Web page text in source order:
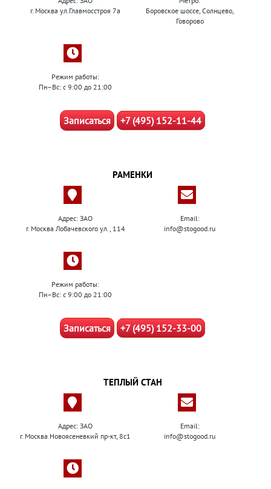
г. Москва ул.Главмосстроя 7а
Боровское шоссе, Солнцево,
Говорово
Режим работы:
Пн–Вс: с 9:00 до 21:00
Записаться +7 (495) 152-11-44
РАМЕНКИ
Адрес: ЗАО
г. Москва Лобачевского ул., 114
Email:
info@stogood.ru
Режим работы:
Пн–Вс: с 9:00 до 21:00
Записаться +7 (495) 152-33-00
ТЕПЛЫЙ СТАН
Адрес: ЗАО
г. Москва Новоясеневкий пр-кт, 8с1
Email:
info@stogood.ru